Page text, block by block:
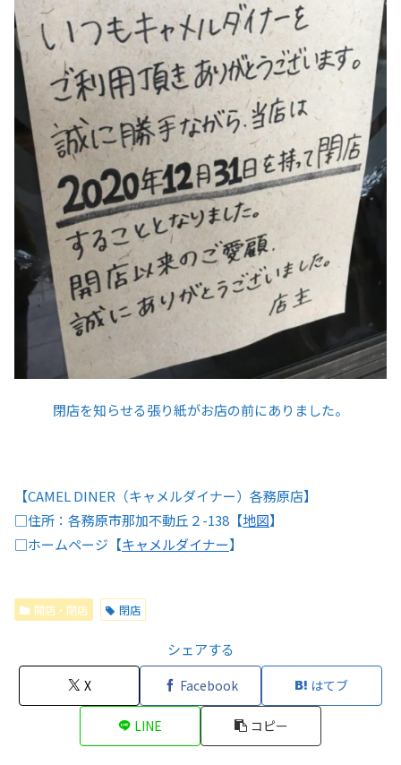
閉店を知らせる張り紙がお店の前にありました。
【CAMEL DINER（キャメルダイナー）各務原店】
□住所：各務原市那加不動丘２-138【地図】
□ホームページ【キャメルダイナー】
開店・閉店 閉店
シェアする
X Facebook はてブ
LINE コピー